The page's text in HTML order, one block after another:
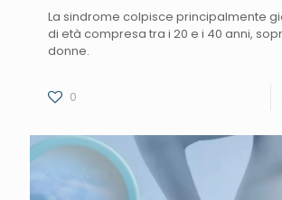
La sindrome colpisce principalmente
di età compresa tra i 20 e i 40 anni,
donne.
0